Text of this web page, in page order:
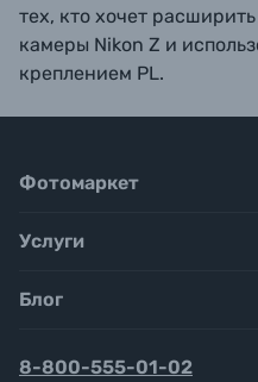
тех, кто хочет
камеры Nikon Z и
креплением PL.
Фотомаркет
Услуги
Блог
8-800-555-01-02